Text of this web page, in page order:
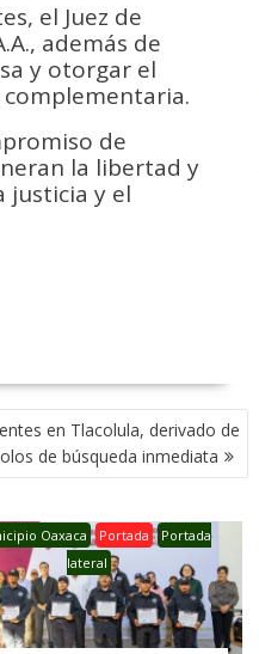
el Juez de
además de
y otorgar el
de
la libertad y
justicia y el
en Tlacolula, derivado de
de búsqueda inmediata
Oaxaca Portada
Portada
lateral